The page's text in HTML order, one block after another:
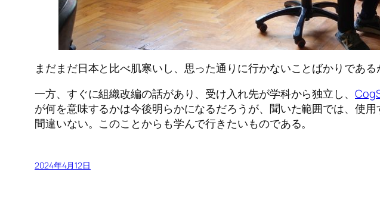
まだまだ日本と比べ肌寒いし、思った通りに行かないことばかりであ
一方、すぐに組織改編の話があり、受け入れ先が学科から独立し、
が何を意味するかは今後明らかになるだろうが、聞いた範囲では、使
間違いない。このことからも学んで行きたいものである。
2024年4月12日